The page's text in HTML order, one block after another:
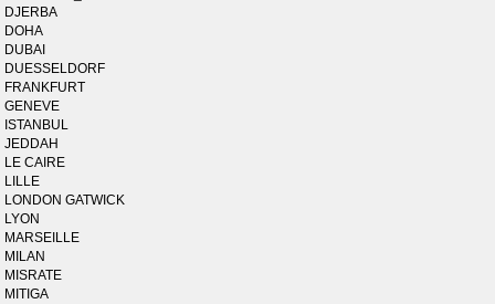
DJERBA
DOHA
DUBAI
DUESSELDORF
FRANKFURT
GENEVE
ISTANBUL
JEDDAH
LE CAIRE
LILLE
LONDON GATWICK
LYON
MARSEILLE
MILAN
MISRATE
MITIGA